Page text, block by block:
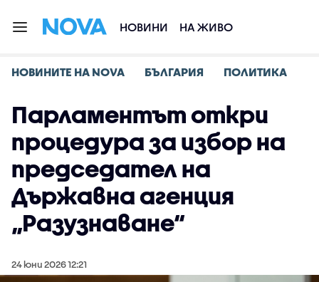
НОВИНИ НА ЖИВО
НОВИНИТЕ НА NOVA БЪЛГАРИЯ ПОЛИТИКА
Парламентът откри
процедура за избор на
председател на
Държавна агенция
„Разузнаване“
24 юни 2026 12:21